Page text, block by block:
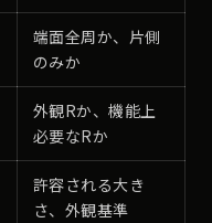
端面全周か、片側
のみか
外観Rか、機能上
必要なRか
許容される大き
さ、外観基準